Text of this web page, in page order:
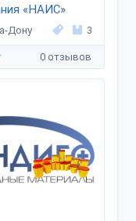
«НАИС»
Дону 3
0 отзывов